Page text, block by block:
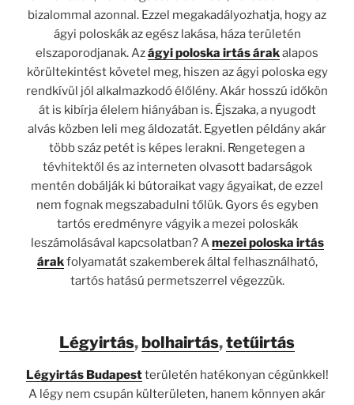
bizalommal azonnal. Ezzel megakadályozhatja, hogy az
ágyi poloskák az egész lakása, háza területén
elszaporodjanak. Azágyi poloska irtás árakalapos
körültekintést követel meg, hiszen az ágyi poloska egy
rendkívül jól alkalmazkodó élőlény. Akár hosszú időkön
át is kibírja élelem hiányában is. Éjszaka, a nyugodt
alvás közben leli meg áldozatát. Egyetlen példány akár
több száz petét is képes lerakni. Rengetegen a
tévhitektől és az interneten olvasott badarságok
mentén dobálják ki bútoraikat vagy ágyaikat, de ezzel
nem fognak megszabadulni tőlük. Gyors és egyben
tartós eredményre vágyik a mezei poloskák
leszámolásával kapcsolatban? Amezei poloska irtás
árakfolyamatát szakemberek által felhasználható,
tartós hatású permetszerrel végezzük.
Légyirtás, bolhairtás,tetűirtás
Légyirtás Budapestterületén hatékonyan cégünkkel!
A légy nem csupán külterületen, hanem könnyen akár